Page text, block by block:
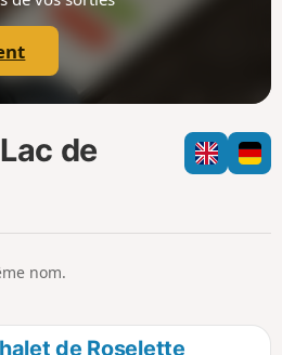
p
de
nom.
de Roselette